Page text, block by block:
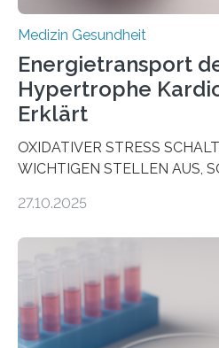
Medizin Gesundheit
Energietransport
Hypertrophe
Erklärt
OXIDATIVER STRESS
WICHTIGEN STELLEN AUS,
aus dem Deutschen Zentrum
im Journal Circulation,
der Hypertrophen
kann und wie sich durch eine
Herzbelastung und des
Rhythmusstörungen
27.10.2025